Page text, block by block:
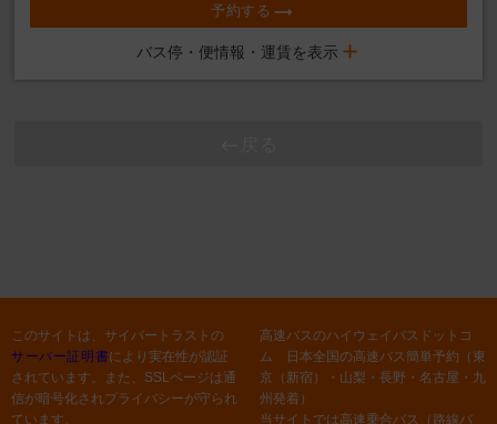
予約する
バス停・便情報・運賃を表示
このサイトは、サイバートラストの
サーバー証明書により実在性が認証
されています。また、SSLページは通
信が暗号化されプライバシーが守られ
ています。
高速バスのハイウェイバスドットコ
ム 日本全国の高速バス簡単予約（東
京（新宿）・山梨・長野・名古屋・九
州発着）
当サイトでは高速乗合バス（路線バ